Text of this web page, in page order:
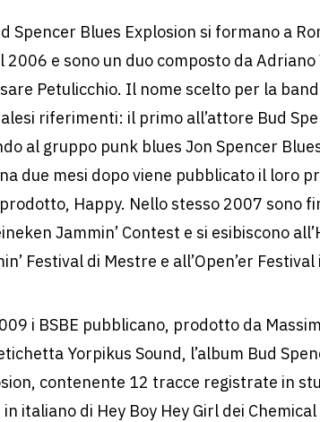
Spencer Blues Explosion si formano a
2006 e sono un duo composto da
Petulicchio. Il nome scelto per la
riferimenti: il primo all’attore Bud
al gruppo punk blues Jon Spencer
due mesi dopo viene pubblicato il loro
Happy. Nello stesso 2007 sono
Jammin’ Contest e si esibiscono
Festival di Mestre e all’Open’er Festival
i BSBE pubblicano, prodotto da
Yorpikus Sound, l’album Bud
contenente 12 tracce registrate in
in italiano di Hey Boy Hey Girl dei